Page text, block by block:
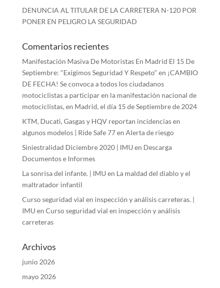
DENUNCIA AL TITULAR DE LA CARRETERA N-120 POR
PONER EN PELIGRO LA SEGURIDAD
Comentarios recientes
Manifestación Masiva De Motoristas En Madrid El 15 De
Septiembre: "Exigimos Seguridad Y Respeto" en ¡CAMBIO
DE FECHA! Se convoca a todos los ciudadanos
motociclistas a participar en la manifestación nacional de
motociclistas, en Madrid, el día 15 de Septiembre de 2024
KTM, Ducati, Gasgas y HQV reportan incidencias en
algunos modelos | Ride Safe 77en Alerta de riesgo
Siniestralidad Diciembre 2020 | IMU en Descarga
Documentos e Informes
La sonrisa del infante. | IMU en La maldad del diablo y el
maltratador infantil
Curso seguridad vial en inspección y análisis carreteras. |
IMU en Curso seguridad vial en inspección y análisis
carreteras
Archivos
junio 2026
mayo 2026